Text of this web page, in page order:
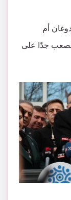
أم
جدًا على